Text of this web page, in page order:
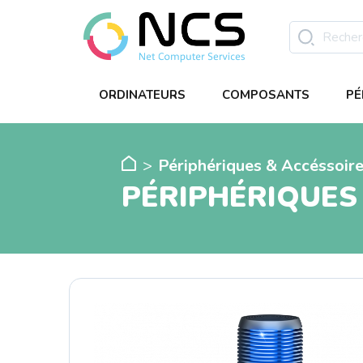
ORDINATEURS COMPOSANTS
Périphériques &